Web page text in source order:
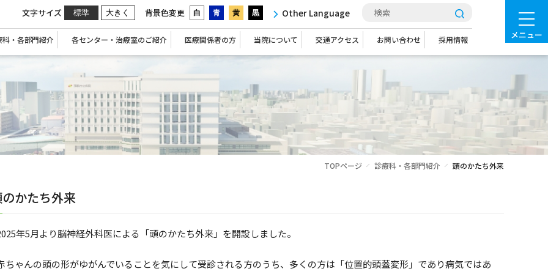
メニュー
文字サイズ 標準 大きく 背景色変更 白 青 黄 黒 Other Language
科・各部門紹介 各センター・治療室のご紹介 医療関係者の方 当院について 交通アクセス お問い合わせ 採用情報
TOPページ 診療科・各部門紹介 頭のかたち外来
かたち外来
年5月より脳神経外科医による「頭のかたち外来」を開設しました。
ちゃんの頭の形がゆがんでいることを気にして受診される方のうち、多くの方は「位置的頭蓋変形」であり病気ではあ